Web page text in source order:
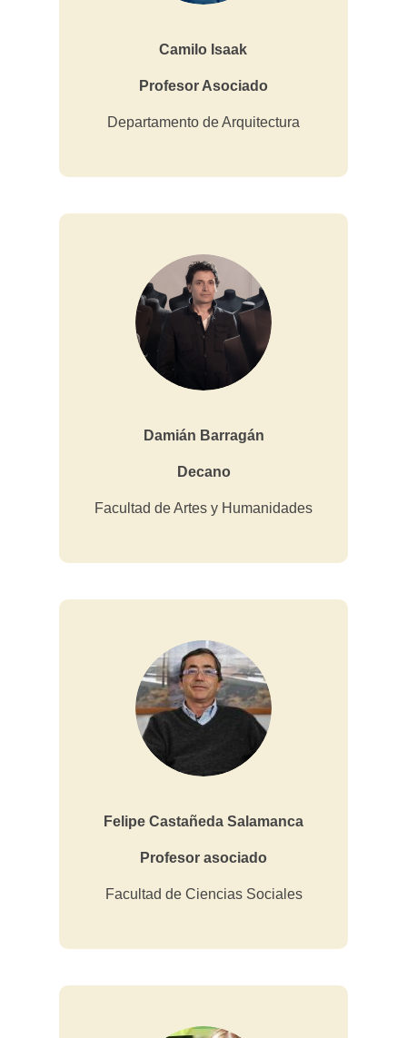
Camilo Isaak
Profesor Asociado
Departamento de Arquitectura
Damián Barragán
Decano
Facultad de Artes y Humanidades
Felipe Castañeda Salamanca
Profesor asociado
Facultad de Ciencias Sociales